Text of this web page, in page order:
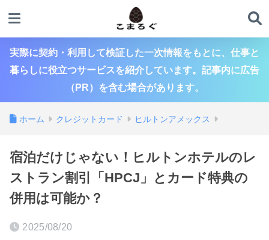
実際に契約・利用して検証した一次情報をもとに、仕事と
暮らしに役立つサービスを紹介しています。記事内に広告
（PR）を含む場合があります。
ホーム クレジットカード ヒルトンアメックス
宿泊だけじゃない！ヒルトンホテルのレ
ストラン割引「HPCJ」とカード特典の
併用は可能か？
2025/08/20